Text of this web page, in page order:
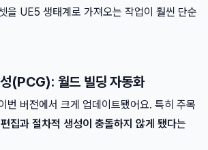
을 UE5 생태계로 가져오는 작업이 훨씬 단순
(PCG): 월드 빌딩 자동화
번 버전에서 크게 업데이트됐어요. 특히 주목
집과 절차적 생성이 충돌하지 않게 됐다는